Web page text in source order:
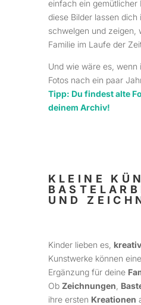
einfach ein gemütlicher
diese Bilder lassen dich
schwelgen und zeigen,
Familie im Laufe der
Und wie wäre es, wenn
Fotos nach ein paar
Tipp: Du findest alte
deinem Archiv!
KLEINE
UND
Kinder lieben es, kreativ
Kunstwerke können
Ergänzung für deine
Ob Zeichnungen
ihre ersten Kreationen